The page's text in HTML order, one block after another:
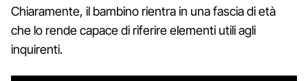
Chiaramente, il bambino rientra in una fascia di età
che lo rende capace di riferire elementi utili agli
inquirenti.